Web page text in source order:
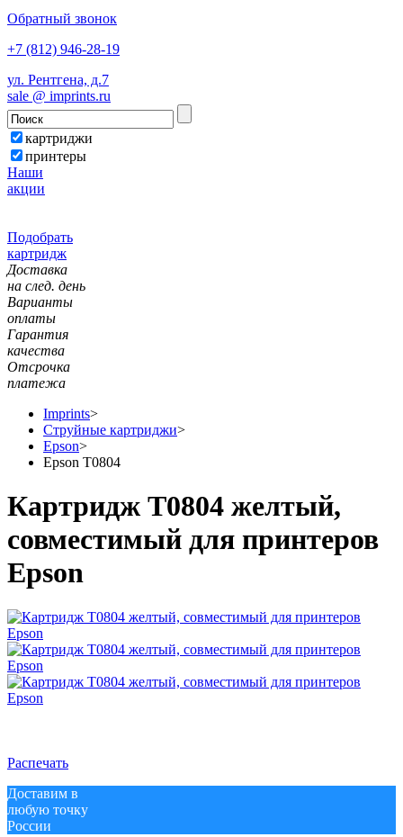
Обратный звонок
+7 (812) 946-28-19
ул. Рентгена, д.7
sale @ imprints.ru
картриджи
принтеры
Наши
акции
Подобрать
картридж
Доставка
на след. день
Варианты
оплаты
Гарантия
качества
Отсрочка
платежа
Imprints>
Струйные картриджи>
Epson>
Epson T0804
Картридж T0804 желтый,
совместимый для принтеров
Epson
Распечать
Доставим в
любую точку
России